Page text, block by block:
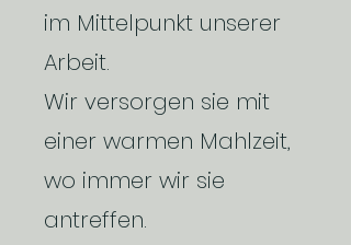
im Mittelpunkt unserer
Arbeit.
Wir versorgen sie mit
einer warmen Mahlzeit,
wo immer wir sie
antreffen.